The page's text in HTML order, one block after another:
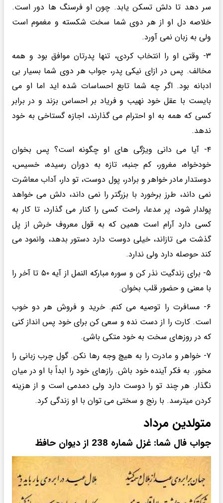
سر دهد تا دلش تسکن یابد. چون او فرسنگ ها دور است.
خلاصه دل او از هر دوی شما سخت شکسته و مغموم است
ولی به زبان نمی آورد.
۳- وقتی او را انتخاب کردی، تنها پدرتان موافق بود و همه
مخالف. پس در ازای نیکی پدر، جواب هر دوی شما بسیار بی
ادبانه بود. اگر چه شما تابع احساسات شده اید اما او می
بایست با عقل خود نهیب و فریاد بر احساس بزند و در برابر
کسی که همه به او احترام می گذارند، اجازه گستاخی به خود
ندهد.
۴- آیا می دانی ویژگی های او چگونه است؟ پس بخوان
خودخواه، مغرور، کم جنبه، تازه به دوران رسیده، خسیس،
دوستدار مادر خواهر و برادر، پول دوست، تو دار، آداب معاشرت
نمی داند، طرز برخورد با بزرگتر را نمی داند، دلش می خواهد
پولدار شود، پر مدعا، راحت کسی را کنار می گذارد، تا کار به
کسی دارد آرام است همین که به قول معروف خرش از پل
گذشت می تازاند، خیلی دوست دارد دستور بدهد، وانمود می
کند حوصله دارد ولی ندارد.
۵- برای زندگیت نذر کن و سوره مبارکه النمل از آیه ۵۰ تا آخر را
با معنی و حضور قلب بخوان.
۶- مسافرت را توصیه می کنم. خرید و فروش هر دو خوب
است. کارت را از دست نده و سعی کن برای خود پس انداز کنی
که در روزهای سخت به خود متکی باشی.
۷- خواهر و مادرت را به هیچ وجه رها نکن. گول چرب زبانی را
مخور. به فکر آینده خود باش. رازهای خود را ابداً با او در میان
نگذار. هر چند تو را دوست دارد ولی دمدمی است و از هزینه
کردن میترسد. با رنج و سختی می توان با او زندگی کرد.
متولدین مرداد
جواب فال شما: غزل شماره 238 از دیوان حافظ